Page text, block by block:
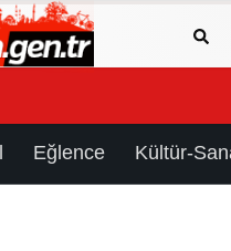
Eğlence Kültür-